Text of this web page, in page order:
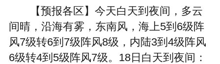
【预报各区】今天白天到夜间，多云
间晴，沿海有雾，东南风，海上5到6级阵
风7级转6到7级阵风8级，内陆3到4级阵风
6级转4到5级阵风7级。18日白天到夜间：